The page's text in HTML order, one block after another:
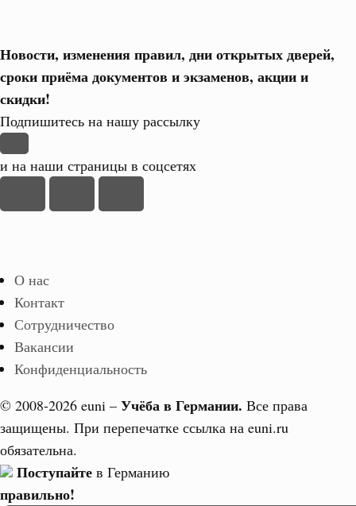
Новости, изменения правил, дни открытых дверей,
сроки приёма документов и экзаменов, акции и
скидки!
Подпишитесь на нашу рассылку
и на наши страницы в соцсетях
О нас
Контакт
Сотрудничество
Вакансии
Конфиденциальность
© 2008-2026 euni – Учёба в Германии. Все права
защищены. При перепечатке ссылка на euni.ru
обязательна.
Поступайте в Германию
правильно!